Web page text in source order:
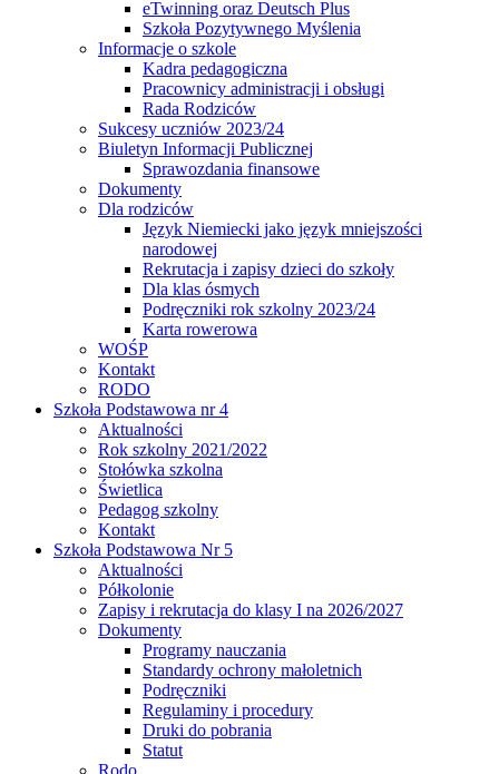
eTwinning oraz Deutsch Plus
Szkoła Pozytywnego Myślenia
Informacje o szkole
Kadra pedagogiczna
Pracownicy administracji i obsługi
Rada Rodziców
Sukcesy uczniów 2023/24
Biuletyn Informacji Publicznej
Sprawozdania finansowe
Dokumenty
Dla rodziców
Język Niemiecki jako język mniejszości
narodowej
Rekrutacja i zapisy dzieci do szkoły
Dla klas ósmych
Podręczniki rok szkolny 2023/24
Karta rowerowa
WOŚP
Kontakt
RODO
Szkoła Podstawowa nr 4
Aktualności
Rok szkolny 2021/2022
Stołówka szkolna
Świetlica
Pedagog szkolny
Kontakt
Szkoła Podstawowa Nr 5
Aktualności
Półkolonie
Zapisy i rekrutacja do klasy I na 2026/2027
Dokumenty
Programy nauczania
Standardy ochrony małoletnich
Podręczniki
Regulaminy i procedury
Druki do pobrania
Statut
Rodo